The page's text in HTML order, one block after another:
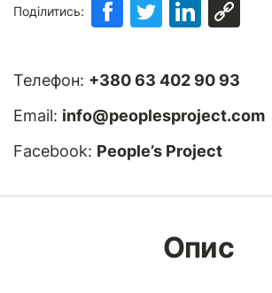
Поділитись:
Телефон: +380 63 402 90 93
Email: info@peoplesproject.com
Facebook: People’s Project
Опис